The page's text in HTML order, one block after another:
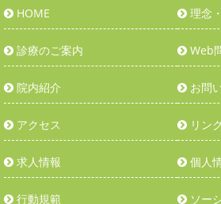
HOME 理念
診療のご案内 Web
院内紹介 お問
アクセス リンク
求人情報 個人
行動規範 ソー